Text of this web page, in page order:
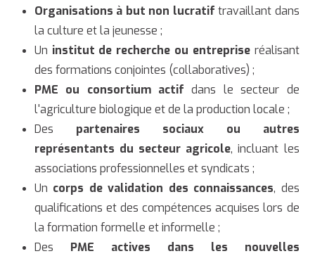
Organisations à but non lucratif travaillant dans
la culture et la jeunesse ;
Un institut de recherche ou entrepriseréalisant
des formations conjointes (collaboratives) ;
PME ou consortium actif dans le secteur de
l'agriculture biologique et de la production locale ;
Des partenaires sociaux ou autres
représentants du secteur agricole, incluant les
associations professionnelles et syndicats ;
Un corps de validation des connaissances, des
qualifications et des compétences acquises lors de
la formation formelle et informelle ;
Des PME actives dans les nouvelles